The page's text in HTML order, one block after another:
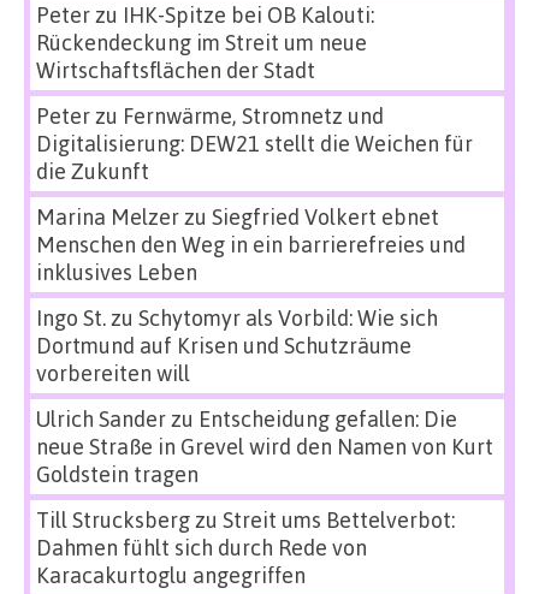
Peterzu IHK-Spitze bei OB Kalouti:
Rückendeckung im Streit um neue
Wirtschaftsflächen der Stadt
Peterzu Fernwärme, Stromnetz und
Digitalisierung: DEW21 stellt die Weichen für
die Zukunft
Marina Melzerzu Siegfried Volkert ebnet
Menschen den Weg in ein barrierefreies und
inklusives Leben
Ingo St.zu Schytomyr als Vorbild: Wie sich
Dortmund auf Krisen und Schutzräume
vorbereiten will
Ulrich Sanderzu Entscheidung gefallen: Die
neue Straße in Grevel wird den Namen von Kurt
Goldstein tragen
Till Strucksbergzu Streit ums Bettelverbot:
Dahmen fühlt sich durch Rede von
Karacakurtoglu angegriffen